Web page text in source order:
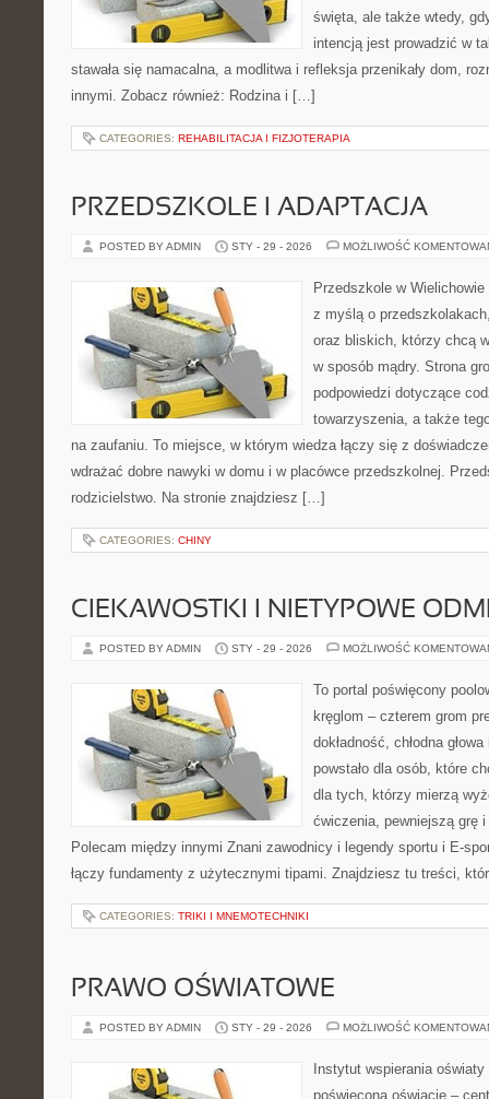
święta, ale także wtedy,
intencją jest prowadzić w
stawała się namacalna, a modlitwa i refleksja przenikały dom,
innymi. Zobacz również: Rodzina i […]
CATEGORIES: REHABILITACJA I FIZJOTERAPIA
PRZEDSZKOLE I ADAPTACJA
POSTED BY ADMIN STY - 29 - 2026 MOŻLIWOŚĆ
Przedszkole w
z myślą o
oraz bliskich, którzy chcą
w sposób mądry. Strona
podpowiedzi dotyczące
towarzyszenia, a także
na zaufaniu. To miejsce, w którym wiedza łączy się z
wdrażać dobre nawyki w domu i w placówce przedszkolnej.
rodzicielstwo. Na stronie znajdziesz […]
CATEGORIES: CHINY
CIEKAWOSTKI I NIETYPOWE
POSTED BY ADMIN STY - 29 - 2026 MOŻLIWOŚĆ
To portal poświęcony
kręglom – czterem grom
dokładność, chłodna
powstało dla osób, które
dla tych, którzy mierzą
ćwiczenia, pewniejszą grę
Polecam między innymi Znani zawodnicy i legendy sportu i E-
łączy fundamenty z użytecznymi tipami. Znajdziesz tu treści,
CATEGORIES: TRIKI I MNEMOTECHNIKI
PRAWO OŚWIATOWE
POSTED BY ADMIN STY - 29 - 2026 MOŻLIWOŚĆ
Instytut wspierania
poświęcona oświacie –